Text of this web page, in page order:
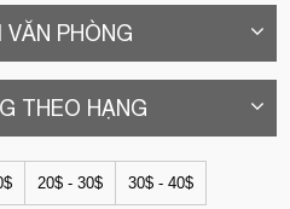
PHÒNG
THEO HẠNG
20$ - 30$ 30$ - 40$